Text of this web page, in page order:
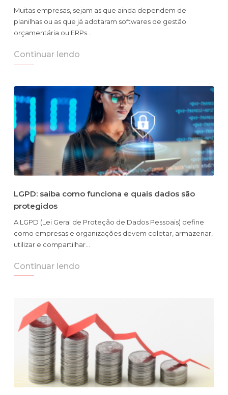
Muitas empresas, sejam as que ainda dependem de
planilhas ou as que já adotaram softwares de gestão
orçamentária ou ERPs…
Continuar lendo
LGPD: saiba como funciona e quais dados são
protegidos
A LGPD (Lei Geral de Proteção de Dados Pessoais) define
como empresas e organizações devem coletar, armazenar,
utilizar e compartilhar…
Continuar lendo